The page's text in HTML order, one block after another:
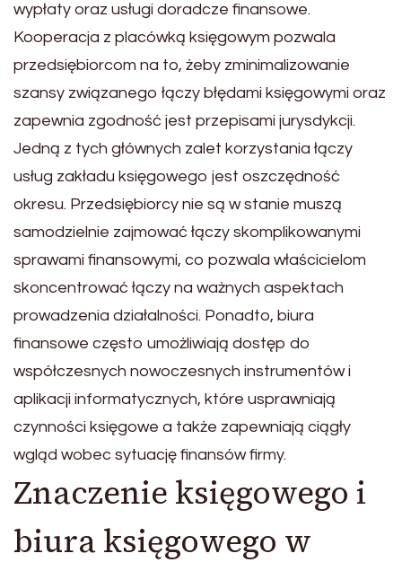
wypłaty oraz usługi doradcze finansowe.
Kooperacja z placówką księgowym pozwala
przedsiębiorcom na to, żeby zminimalizowanie
szansy związanego łączy błędami księgowymi oraz
zapewnia zgodność jest przepisami jurysdykcji.
Jedną z tych głównych zalet korzystania łączy
usług zakładu księgowego jest oszczędność
okresu. Przedsiębiorcy nie są w stanie muszą
samodzielnie zajmować łączy skomplikowanymi
sprawami finansowymi, co pozwala właścicielom
skoncentrować łączy na ważnych aspektach
prowadzenia działalności. Ponadto, biura
finansowe często umożliwiają dostęp do
współczesnych nowoczesnych instrumentów i
aplikacji informatycznych, które usprawniają
czynności księgowe a także zapewniają ciągły
wgląd wobec sytuację finansów firmy.
Znaczenie księgowego i
biura księgowego w